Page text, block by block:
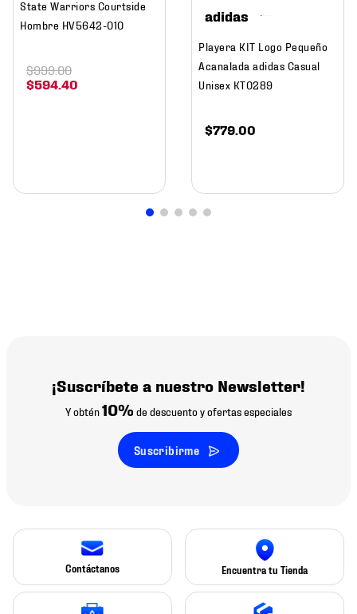
State Warriors Courtside
Hombre HV5642-010
$594.40
$999.00
adidas
Playera KIT Logo Pequeño
Acanalada adidas Casual
Unisex KT0289
$779.00
¡Suscríbete a nuestro Newsletter!
Y obtén10% de descuento y ofertas especiales
Suscribirme
Contáctanos Encuentra tu Tienda